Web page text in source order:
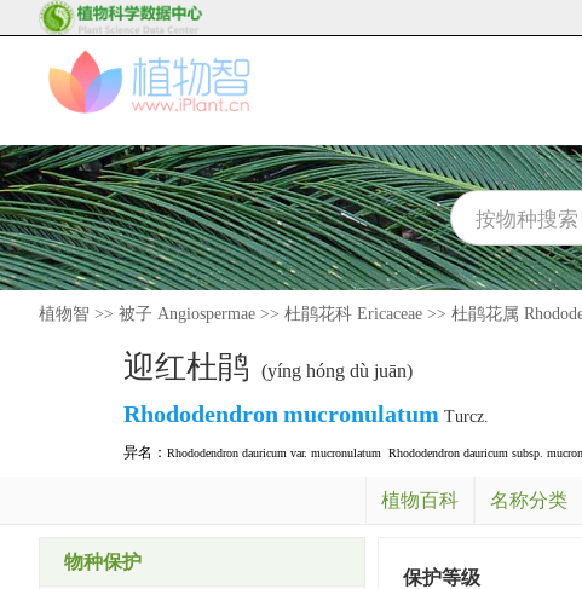
植物智 >> 被子 Angiospermae >> 杜鹃花科 Ericaceae >> 杜鹃花属
迎红杜鹃 (yíng hóng dù juān)
Rhododendron mucronulatum Turcz.
异名： Rhododendron dauricum var. mucronulatum Rhododendron dauricum subsp.
植物百科 名称分类
物种保护
保护等级